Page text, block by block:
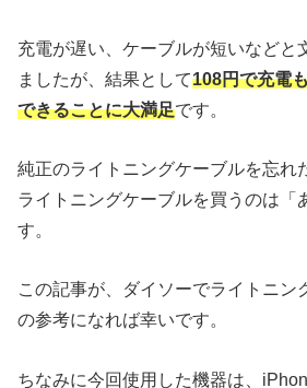
充電が遅い、ケーブルが短いなどと
ましたが、結果として108円で充電
できることに大満足です。
純正のライトニングケーブルを忘れ
ライトニングケーブルを買うのは「
す。
この記事が、ダイソーでライトニン
の参考になれば幸いです。
ちなみに今回使用した機器は、